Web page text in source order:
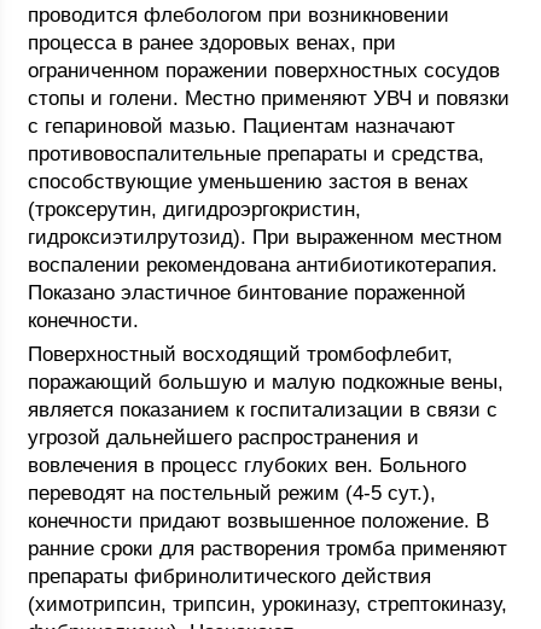
проводится флебологом при возникновении
процесса в ранее здоровых венах, при
ограниченном поражении поверхностных сосудов
стопы и голени. Местно применяют УВЧ и повязки
с гепариновой мазью. Пациентам назначают
противовоспалительные препараты и средства,
способствующие уменьшению застоя в венах
(троксерутин, дигидроэргокристин,
гидроксиэтилрутозид). При выраженном местном
воспалении рекомендована антибиотикотерапия.
Показано эластичное бинтование пораженной
конечности.
Поверхностный восходящий тромбофлебит,
поражающий большую и малую подкожные вены,
является показанием к госпитализации в связи с
угрозой дальнейшего распространения и
вовлечения в процесс глубоких вен. Больного
переводят на постельный режим (4-5 сут.),
конечности придают возвышенное положение. В
ранние сроки для растворения тромба применяют
препараты фибринолитического действия
(химотрипсин, трипсин, урокиназу, стрептокиназу,